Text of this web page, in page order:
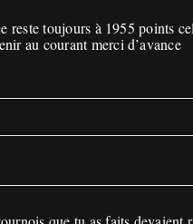
toujours à 1955 points
au courant merci d’avance